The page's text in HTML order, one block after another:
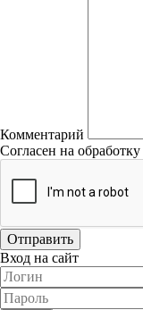
Комментарий
Согласен на обработку
Отправить
Вход на сайт